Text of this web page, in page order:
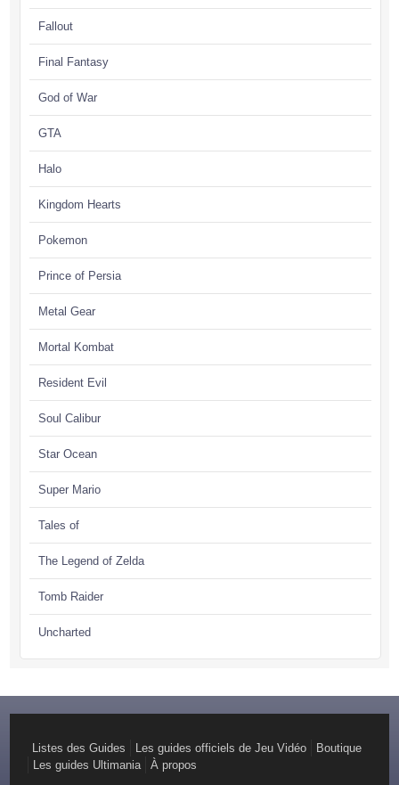
Fallout
Final Fantasy
God of War
GTA
Halo
Kingdom Hearts
Pokemon
Prince of Persia
Metal Gear
Mortal Kombat
Resident Evil
Soul Calibur
Star Ocean
Super Mario
Tales of
The Legend of Zelda
Tomb Raider
Uncharted
Listes des Guides Les guides officiels de Jeu Vidéo
Boutique
Les guides Ultimania
À propos